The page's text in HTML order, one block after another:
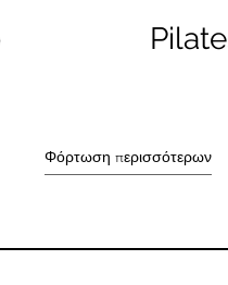
Φόρτωση περισσότερων